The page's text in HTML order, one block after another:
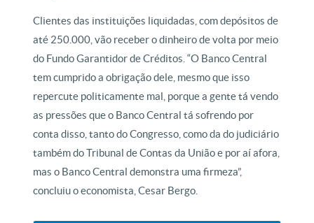
Clientes das instituições liquidadas, com depósitos de
até 250.000, vão receber o dinheiro de volta por meio
do Fundo Garantidor de Créditos. “O Banco Central
tem cumprido a obrigação dele, mesmo que isso
repercute politicamente mal, porque a gente tá vendo
as pressões que o Banco Central tá sofrendo por
conta disso, tanto do Congresso, como da do judiciário
também do Tribunal de Contas da União e por aí afora,
mas o Banco Central demonstra uma firmeza”,
concluiu o economista, Cesar Bergo.